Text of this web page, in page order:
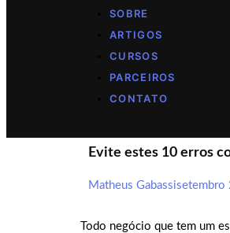
SOBRE
ARTIGOS
CURSOS
PARCEIROS
CONTATO
Evite estes 10 erros
Matheus Gabassisetembro
Todo negócio que tem um